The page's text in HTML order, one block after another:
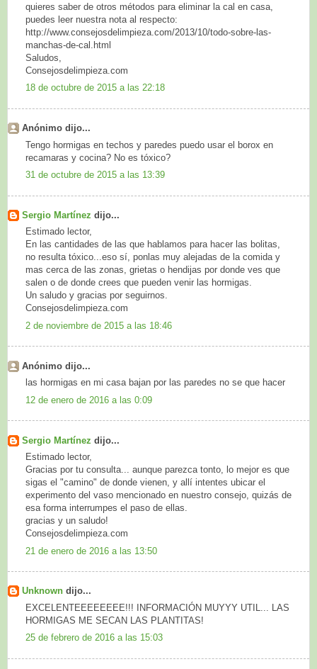
quieres saber de otros métodos para eliminar la cal en casa,
puedes leer nuestra nota al respecto:
http://www.consejosdelimpieza.com/2013/10/todo-sobre-las-
manchas-de-cal.html
Saludos,
Consejosdelimpieza.com
18 de octubre de 2015 a las 22:18
Anónimo dijo...
Tengo hormigas en techos y paredes puedo usar el borox en
recamaras y cocina? No es tóxico?
31 de octubre de 2015 a las 13:39
Sergio Martínez dijo...
Estimado lector,
En las cantidades de las que hablamos para hacer las bolitas,
no resulta tóxico...eso sí, ponlas muy alejadas de la comida y
mas cerca de las zonas, grietas o hendijas por donde ves que
salen o de donde crees que pueden venir las hormigas.
Un saludo y gracias por seguirnos.
Consejosdelimpieza.com
2 de noviembre de 2015 a las 18:46
Anónimo dijo...
las hormigas en mi casa bajan por las paredes no se que hacer
12 de enero de 2016 a las 0:09
Sergio Martínez dijo...
Estimado lector,
Gracias por tu consulta... aunque parezca tonto, lo mejor es que
sigas el "camino" de donde vienen, y allí intentes ubicar el
experimento del vaso mencionado en nuestro consejo, quizás de
esa forma interrumpes el paso de ellas.
gracias y un saludo!
Consejosdelimpieza.com
21 de enero de 2016 a las 13:50
Unknown dijo...
EXCELENTEEEEEEEE!!! INFORMACIÓN MUYYY UTIL... LAS
HORMIGAS ME SECAN LAS PLANTITAS!
25 de febrero de 2016 a las 15:03